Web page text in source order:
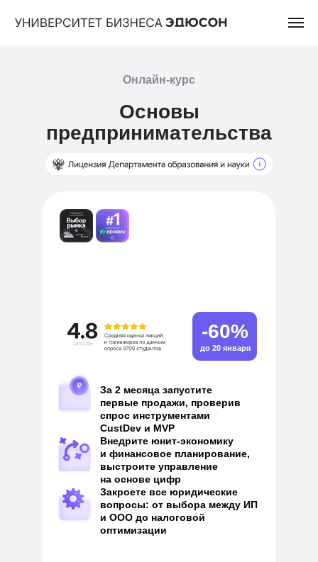
Основы
предпринимательства
Онлайн-курс
За 2 месяца запустите
первые продажи, проверив
спрос инструментами
CustDev и MVP
Внедрите юнит-экономику
и финансовое планирование,
выстроите управление
на основе цифр
Закроете все юридические
вопросы: от выбора между ИП
и ООО до налоговой
оптимизации
-60%
до 20 января